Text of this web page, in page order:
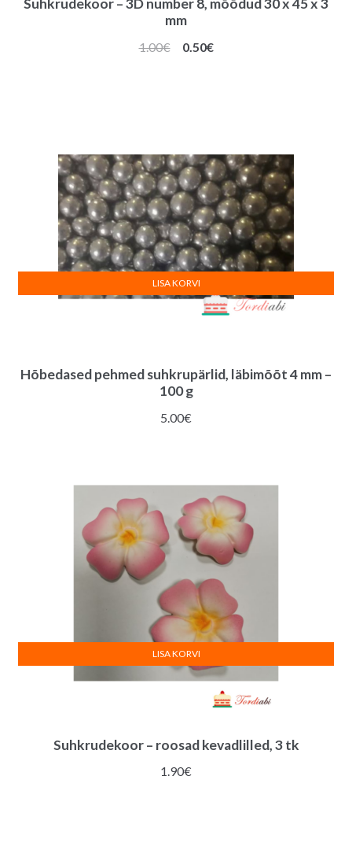
Suhkrudekoor – 3D number 8, mõõdud 30 x 45 x 3
mm
1.00€
Algne
0.50€Praegune
Hõbedased pehmed suhkrupärlid, läbimõõt 4 mm –
100 g
5.00€
LISA KORVI
Suhkrudekoor – roosad kevadlilled, 3 tk
1.90€
LISA KORVI